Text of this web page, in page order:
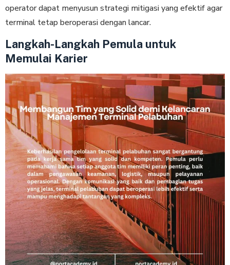
operator dapat menyusun strategi mitigasi yang efektif agar
terminal tetap beroperasi dengan lancar.
Langkah-Langkah Pemula untuk
Memulai Karier